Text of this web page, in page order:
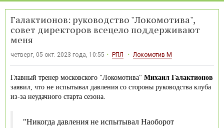
Галактионов: руководство "Локомотива",
совет директоров всецело поддерживают
меня
четверг, 05 окт. 2023 года, 10:55 РПЛ Локомотив М
Главный тренер московского "Локомотива" Михаил Галактионов
заявил, что не испытывал давления со стороны руководства клуба
из-за неудачного старта сезона.
"Никогда давления не испытывал Наоборот